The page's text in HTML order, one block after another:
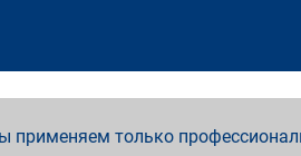
только